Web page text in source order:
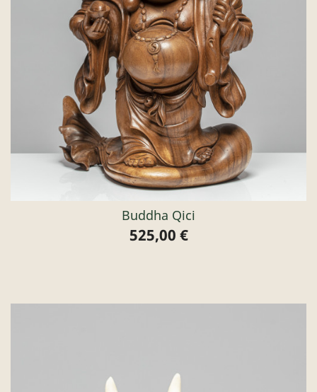
Buddha Qici
Preis
525,00 €